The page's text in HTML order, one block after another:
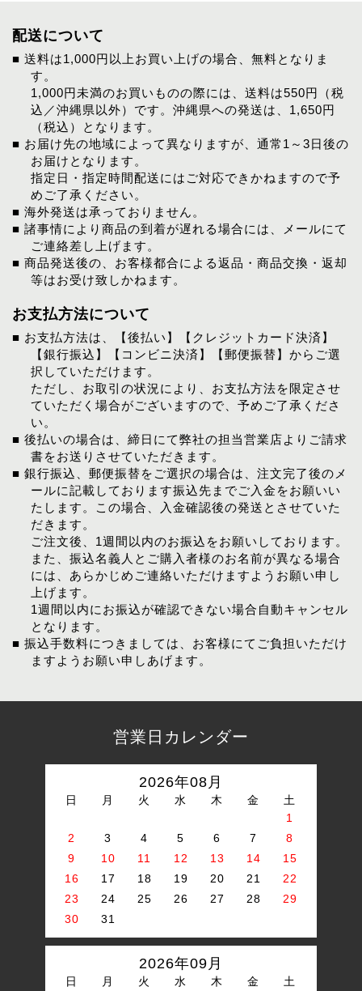
配送について
■ 送料は1,000円以上お買い上げの場合、無料となりま
す。
1,000円未満のお買いものの際には、送料は550円（税
込／沖縄県以外）です。沖縄県への発送は、1,650円
（税込）となります。
■ お届け先の地域によって異なりますが、通常1～3日後の
お届けとなります。
指定日・指定時間配送にはご対応できかねますので予
めご了承ください。
■ 海外発送は承っておりません。
■ 諸事情により商品の到着が遅れる場合には、メールにて
ご連絡差し上げます。
■ 商品発送後の、お客様都合による返品・商品交換・返却
等はお受け致しかねます。
お支払方法について
■ お支払方法は、【後払い】【クレジットカード決済】
【銀行振込】【コンビニ決済】【郵便振替】からご選
択していただけます。
ただし、お取引の状況により、お支払方法を限定させ
ていただく場合がございますので、予めご了承くださ
い。
■ 後払いの場合は、締日にて弊社の担当営業店よりご請求
書をお送りさせていただきます。
■ 銀行振込、郵便振替をご選択の場合は、注文完了後のメ
ールに記載しております振込先までご入金をお願いい
たします。この場合、入金確認後の発送とさせていた
だきます。
ご注文後、1週間以内のお振込をお願いしております。
また、振込名義人とご購入者様のお名前が異なる場合
には、あらかじめご連絡いただけますようお願い申し
上げます。
1週間以内にお振込が確認できない場合自動キャンセル
となります。
■ 振込手数料につきましては、お客様にてご負担いただけ
ますようお願い申しあげます。
営業日カレンダー
2026年08月
日 月 火 水 木 金
土
1
2
3 4 5 6 7
8
9
10 11 12 13 14
15
16
17 18 19 20 21
22
23
24 25 26 27 28
29
30
31
2026年09月
日 月 火 水 木 金 土